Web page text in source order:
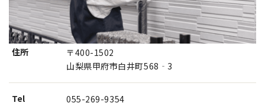
住所
〒400-1502
山梨県甲府市白井町568‐3
Tel 055-269-9354